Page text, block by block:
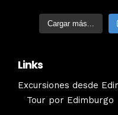
Cargar más...
Links
Excursiones desde
Tour por Edimburgo